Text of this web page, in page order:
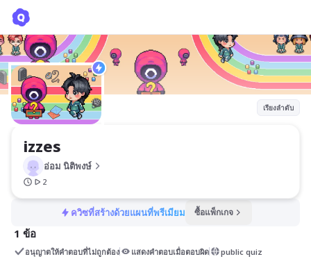
เรียงลำดับ
izzes
อ่อม นิติพงษ์
2
ควิซที่สร้างด้วยแผนที่พรีเมียม ซื้อแพ็กเกจ
1 ข้อ
อนุญาตให้คำตอบที่ไม่ถูกต้อง แสดงคำตอบเมื่อตอบผิด public quiz